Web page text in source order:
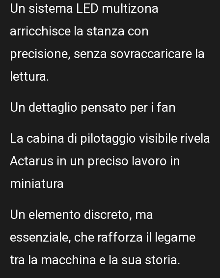
Un sistema LED multizona
arricchisce la stanza con
precisione, senza sovraccaricare la
lettura.
Un dettaglio pensato per i fan
La cabina di pilotaggio visibile rivela
Actarus in un preciso lavoro in
miniatura
Un elemento discreto, ma
essenziale, che rafforza il legame
tra la macchina e la sua storia.